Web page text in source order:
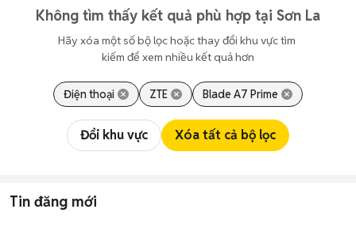
Không tìm thấy kết quả phù hợp tại Sơn La
Hãy xóa một số bộ lọc hoặc thay đổi khu vực tìm
kiếm để xem nhiều kết quả hơn
Điện thoại ZTE Blade A7 Prime
Đổi khu vực Xóa tất cả bộ lọc
Tin đăng mới